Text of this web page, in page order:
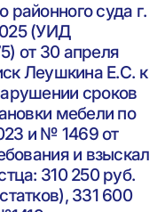
районного суда г.
(УИД
от 30 апреля
Леушкина Е.С. к
сроков
мебели по
и № 1469 от
и взыскал
310 250 руб.
331 600